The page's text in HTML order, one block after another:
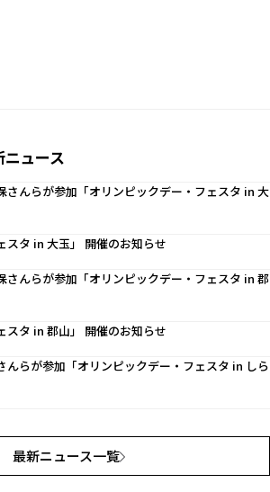
ュース
さんらが参加「オリンピックデー・フェスタ in 大
スタ in 大玉」 開催のお知らせ
さんらが参加「オリンピックデー・フェスタ in 郡
スタ in 郡山」 開催のお知らせ
んらが参加「オリンピックデー・フェスタ in しら
最新ニュース一覧